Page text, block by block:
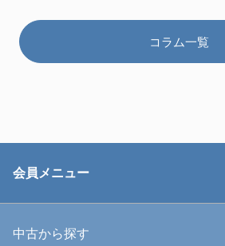
コラム一覧
会員メニュー
中古から探す